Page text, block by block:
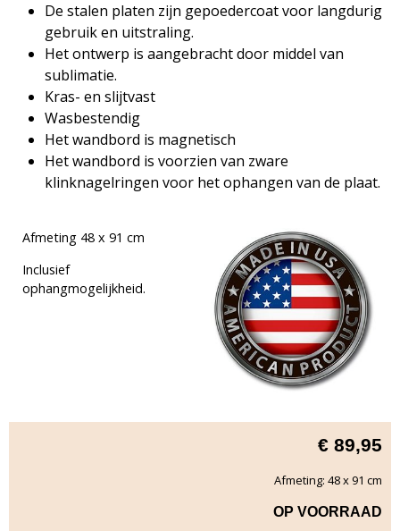
De stalen platen zijn gepoedercoat voor langdurig
gebruik en uitstraling.
Het ontwerp is aangebracht door middel van
sublimatie.
Kras- en slijtvast
Wasbestendig
Het wandbord is magnetisch
Het wandbord is voorzien van zware
klinknagelringen voor het ophangen van de plaat.
Afmeting 48 x 91 cm
Inclusief
ophangmogelijkheid.
€ 89,95
Afmeting: 48 x 91 cm
OP VOORRAAD